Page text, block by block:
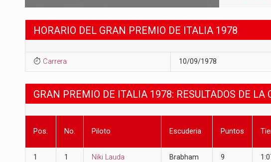
HORARIO DEL GRAN PREMIO DE ITALIA 1978
Carrera 10/09/1978
GRAN PREMIO DE ITALIA 1978: RESULTADOS DE LA
Pos. No. Piloto Escuderia Puntos
1 1 Niki Lauda Brabham 9